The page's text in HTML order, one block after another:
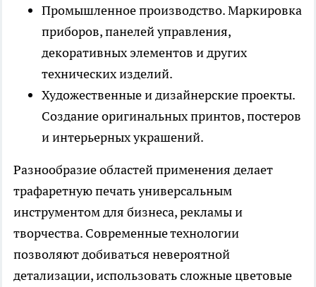
Промышленное производство. Маркировка
приборов, панелей управления,
декоративных элементов и других
технических изделий.
Художественные и дизайнерские проекты.
Создание оригинальных принтов, постеров
и интерьерных украшений.
Разнообразие областей применения делает
трафаретную печатьуниверсальным
инструментом для бизнеса, рекламы и
творчества. Современные технологии
позволяют добиваться невероятной
детализации, использовать сложные цветовые